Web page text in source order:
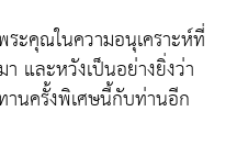
ะคุณในความอนุเคราะห์ที่
และหวังเป็นอย่างยิ่งว่า
านครั้งพิเศษนี้กับท่านอีก